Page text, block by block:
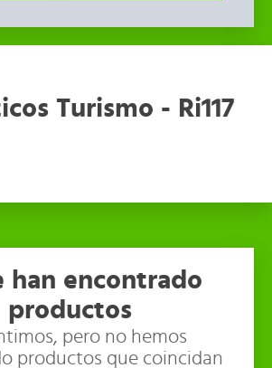
Turismo - Ri117
han encontrado
productos
pero no hemos
productos que coincidan